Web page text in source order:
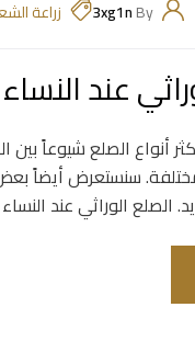
By
3xg1n زراعة
عند النساء
أنواع الصلع شيوعاً
سنستعرض أيضاً
الصلع الوراثي عند